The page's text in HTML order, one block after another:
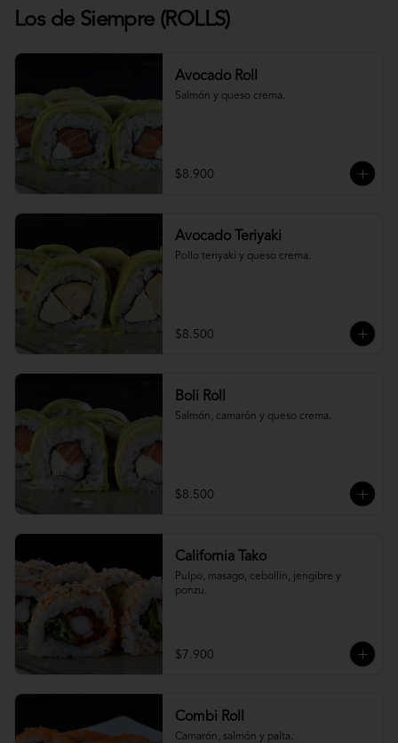
Los de Siempre (ROLLS)
Avocado Roll
Salmón y queso crema.
$8.900
Avocado Teriyaki
Pollo teriyaki y queso crema.
$8.500
Boli Roll
Salmón, camarón y queso crema.
$8.500
California Tako
Pulpo, masago, cebollín, jengibre y
ponzu.
$7.900
Combi Roll
Camarón, salmón y palta.